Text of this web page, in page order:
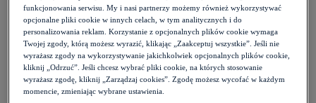
Wytyczne
Wykłady
Case studies
Moje Zdrowie
Opieka koordynowana
Konferencje
Podcasty
Kalkulatory
funkcjonowania serwisu. My i nasi partnerzy możemy również wykorzystywać
opcjonalne pliki cookie w innych celach, w tym analitycznych i do
personalizowania reklam. Korzystanie z opcjonalnych plików cookie wymaga
Twojej zgody, którą możesz wyrazić, klikając „Zaakceptuj wszystkie”. Jeśli nie
wyrażasz zgody na wykorzystywanie jakichkolwiek opcjonalnych plików cookie,
kliknij „Odrzuć”. Jeśli chcesz wybrać pliki cookie, na których stosowanie
wyrażasz zgodę, kliknij „Zarządzaj cookies”. Zgodę możesz wycofać w każdym
momencie, zmieniając wybrane ustawienia.